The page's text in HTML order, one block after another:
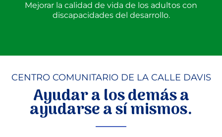
Mejorar la calidad de vida de los adultos con
discapacidades del desarrollo.
CENTRO COMUNITARIO DE LA CALLE DAVIS
Ayudar a los demás a
ayudarse a sí mismos.